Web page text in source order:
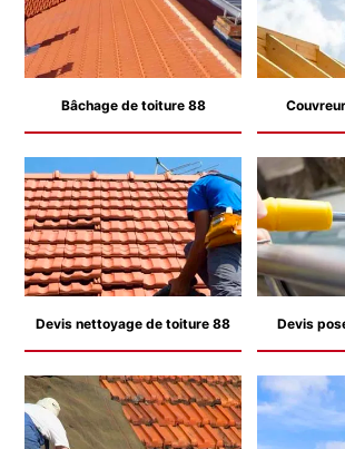
Bâchage de toiture 88
Devis nettoyage de toiture 88 Devis